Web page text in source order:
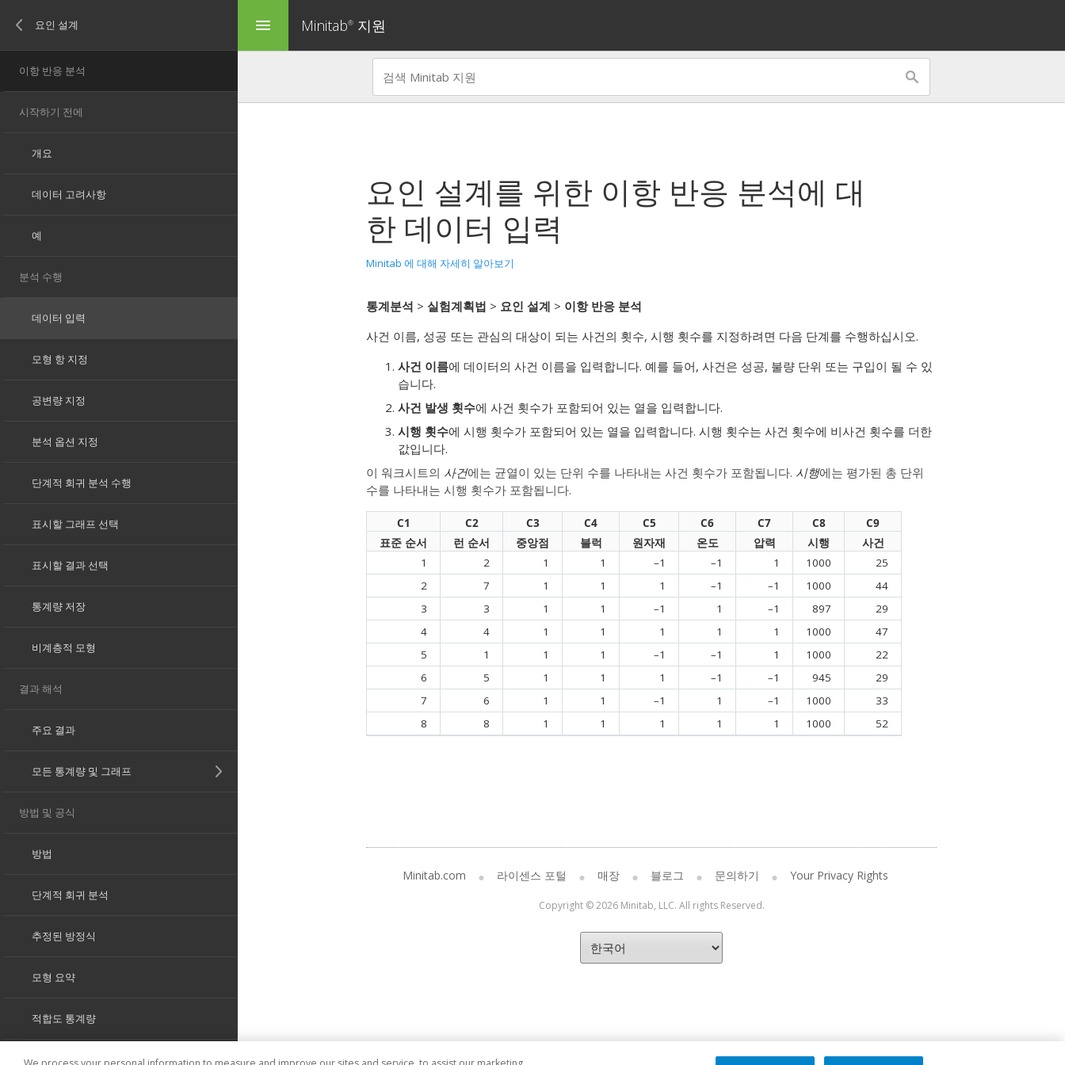
menu Minitab® 지원
요인 설계를 위한 이항 반응 분석에 대
한 데이터 입력
Minitab 에 대해 자세히 알아보기
통계분석 > 실험계획법 > 요인 설계 > 이항 반응 분석
사건 이름, 성공 또는 관심의 대상이 되는 사건의 횟수, 시행 횟수를 지정하려면 다음 단계를 수행하십시오.
사건 이름에 데이터의 사건 이름을 입력합니다. 예를 들어, 사건은 성공, 불량 단위 또는 구입이 될 수 있
습니다.
사건 발생 횟수에 사건 횟수가 포함되어 있는 열을 입력합니다.
시행 횟수에 시행 횟수가 포함되어 있는 열을 입력합니다. 시행 횟수는 사건 횟수에 비사건 횟수를 더한
값입니다.
이 워크시트의 사건에는 균열이 있는 단위 수를 나타내는 사건 횟수가 포함됩니다. 시행에는 평가된 총 단위
수를 나타내는 시행 횟수가 포함됩니다.
C1 C2 C3 C4 C5 C6 C7 C8
C9
표준 순서
런 순서 중앙점 블럭 원자재 온도 압력 시행
사건
1
2 1 1 –1 –1 1 1000
25
2
7 1 1 1 –1 –1 1000
44
3
3 1 1 –1 1 –1 897
29
4
4 1 1 1 1 1 1000
47
5
1 1 1 –1 –1 1 1000
22
6
5 1 1 1 –1 –1 945
29
7
6 1 1 –1 1 –1 1000
33
8
8 1 1 1 1 1 1000 52
Minitab.com 라이센스 포털 매장 블로그 문의하기 Your Privacy Rights
Copyright © 2026 Minitab, LLC. All rights Reserved.